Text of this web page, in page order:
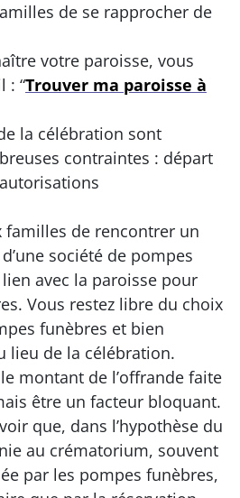
de se rapprocher de
votre paroisse, vous
: “Trouver ma paroisse à
la célébration sont
contraintes : départ
familles de rencontrer un
société de pompes
avec la paroisse pour
Vous restez libre du choix
funèbres et bien
lieu de la célébration.
montant de l’offrande faite
être un facteur bloquant.
que, dans l’hypothèse du
au crématorium, souvent
par les pompes funèbres,